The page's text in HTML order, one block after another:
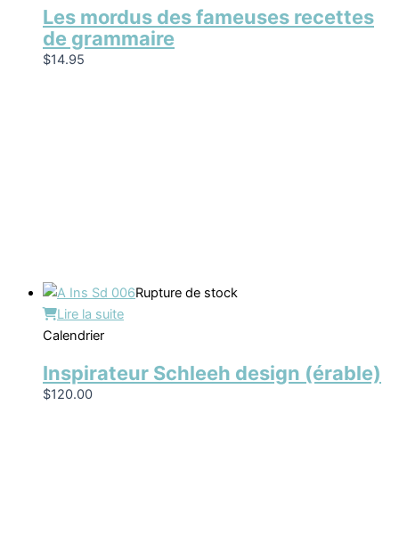
Les mordus des fameuses recettes
de grammaire
$14.95
Rupture de stock
Lire la suite
Calendrier
Inspirateur Schleeh design (érable)
$120.00